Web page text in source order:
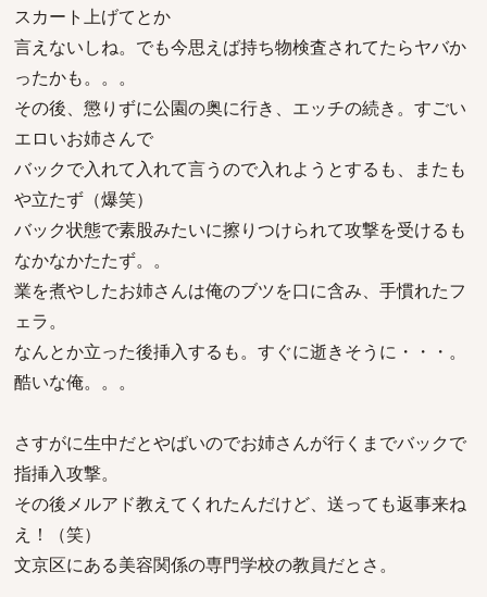
スカート上げてとか
言えないしね。でも今思えば持ち物検査されてたらヤバか
ったかも。。。
その後、懲りずに公園の奥に行き、エッチの続き。すごい
エロいお姉さんで
バックで入れて入れて言うので入れようとするも、またも
や立たず（爆笑）
バック状態で素股みたいに擦りつけられて攻撃を受けるも
なかなかたたず。。
業を煮やしたお姉さんは俺のブツを口に含み、手慣れたフ
ェラ。
なんとか立った後挿入するも。すぐに逝きそうに・・・。
酷いな俺。。。
さすがに生中だとやばいのでお姉さんが行くまでバックで
指挿入攻撃。
その後メルアド教えてくれたんだけど、送っても返事来ね
え！（笑）
文京区にある美容関係の専門学校の教員だとさ。